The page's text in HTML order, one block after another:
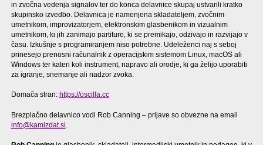
in zvočna vedenja signalov ter do konca delavnice skupaj ustvarili kratko
skupinsko izvedbo. Delavnica je namenjena skladateljem, zvočnim
umetnikom, improvizatorjem, elektronskim glasbenikom in vizualnim
umetnikom, ki jih zanimajo partiture, ki se premikajo, odzivajo in razvijajo v
času. Izkušnje s programiranjem niso potrebne. Udeleženci naj s seboj
prinesejo prenosni računalnik z operacijskim sistemom Linux, macOS ali
Windows ter kateri koli instrument, napravo ali orodje, ki ga želijo uporabiti
za igranje, snemanje ali nadzor zvoka.
Domača stran: https://oscilla.cc
Brezplačno delavnico vodi Rob Canning – prijave so obvezne na email
info@kamizdat.si